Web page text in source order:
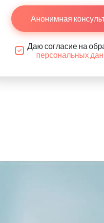
Анонимная
Даю согласие на
персональных